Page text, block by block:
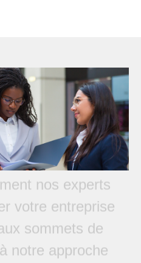
nos experts
votre entreprise
sommets de
notre approche